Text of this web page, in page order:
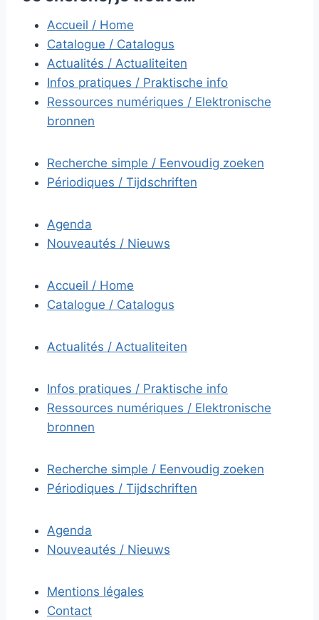
Accueil / Home
Catalogue / Catalogus
Actualités / Actualiteiten
Infos pratiques / Praktische info
Ressources numériques / Elektronische
bronnen
Recherche simple / Eenvoudig zoeken
Périodiques / Tijdschriften
Agenda
Nouveautés / Nieuws
Accueil / Home
Catalogue / Catalogus
Actualités / Actualiteiten
Infos pratiques / Praktische info
Ressources numériques / Elektronische
bronnen
Recherche simple / Eenvoudig zoeken
Périodiques / Tijdschriften
Agenda
Nouveautés / Nieuws
Mentions légales
Contact